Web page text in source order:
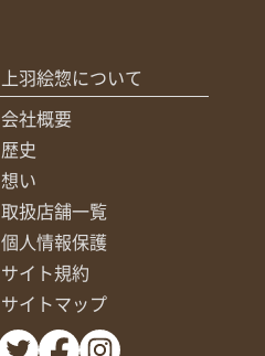
上羽絵惣について
会社概要
歴史
想い
取扱店舗一覧
個人情報保護
サイト規約
サイトマップ